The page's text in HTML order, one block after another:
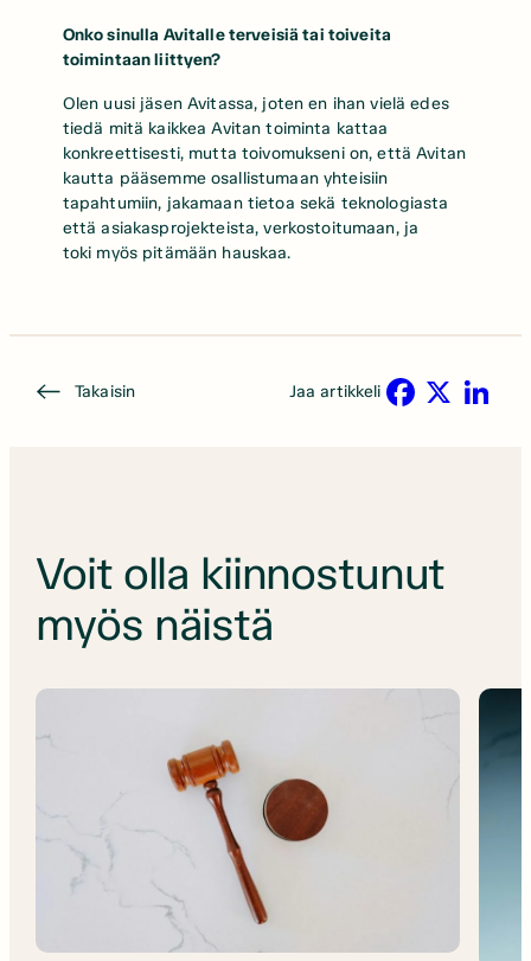
Onko sinulla Avitalle terveisiä tai toiveita
toimintaan liittyen?
Olen uusi jäsen Avitassa, joten en ihan vielä edes
tiedä mitä kaikkea Avitan toiminta kattaa
konkreettisesti, mutta toivomukseni on, että Avitan
kautta pääsemme osallistumaan yhteisiin
tapahtumiin, jakamaan tietoa sekä teknologiasta
että asiakasprojekteista, verkostoitumaan, ja
toki myös pitämään hauskaa.
Takaisin
Jaa artikkeli
Voit olla kiinnostunut
myös näistä